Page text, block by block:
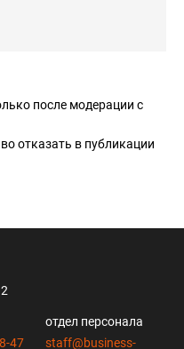
после модерации с
отказать в публикации
47
отдел персонала
staff@business-